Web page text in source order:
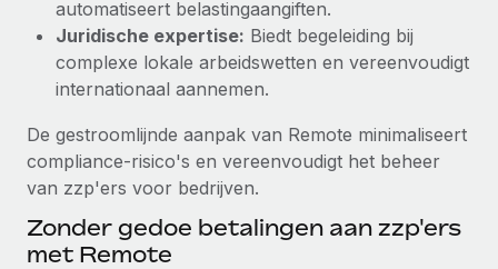
Meer informatie
Hoe Phiture 55 werknemers in 19 landen
Phiture, een toonaangevende leider in de wereldwijde
mobiele groeiadviessector, zet zich sinds 2016...
Meer informatie
automatiseert belastingaangiften.
Juridische expertise: Biedt begeleiding bij
complexe lokale arbeidswetten en vereenvoudigt
internationaal aannemen.
De gestroomlijnde aanpak van Remote minimaliseert
compliance-risico's en vereenvoudigt het beheer
van zzp'ers voor bedrijven.
Zonder gedoe betalingen aan zzp'ers
met Remote